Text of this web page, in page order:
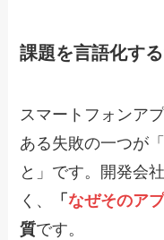
課題を言語化す
スマートフォンア
ある失敗の一つが
と」です。開発会
く、
「なぜそのア
質です。